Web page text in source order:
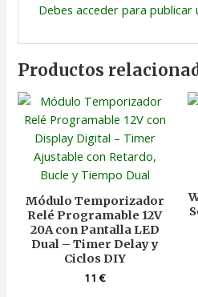
Debes accederpara publicar
Productos
Módulo Temporizador
Relé Programable 12V
20A con Pantalla LED
Dual – Timer Delay y
Ciclos DIY
11€